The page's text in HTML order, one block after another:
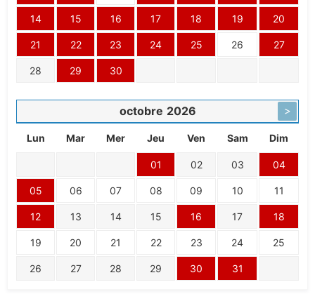
14 15 16 17 18 19 20
21 22 23 24 25 26 27
28 29 30
octobre 2026 >
Lun Mar Mer Jeu Ven Sam Dim
01 02 03 04
05 06 07 08 09 10 11
12 13 14 15 16 17 18
19 20 21 22 23 24 25
26 27 28 29 30 31